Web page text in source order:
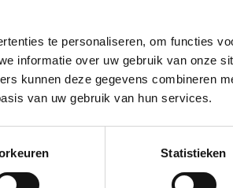
te personaliseren, om functies
informatie over uw gebruik van onze
kunnen deze gegevens combineren
van uw gebruik van hun services.
Statistieken